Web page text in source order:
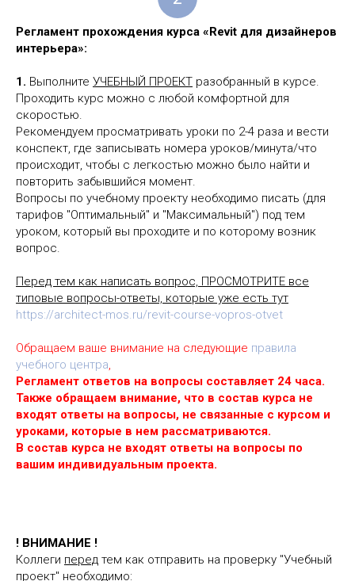
Регламент прохождения курса «Revit для дизайнеров
интерьера»:
1. Выполните УЧЕБНЫЙ ПРОЕКТ разобранный в курсе.
Проходить курс можно с любой комфортной для
скоростью.
Рекомендуем просматривать уроки по 2-4 раза и вести
конспект, где записывать номера уроков/минута/что
происходит, чтобы с легкостью можно было найти и
повторить забывшийся момент.
Вопросы по учебному проекту необходимо писать (для
тарифов "Оптимальный" и "Максимальный") под тем
уроком, который вы проходите и по которому возник
вопрос.
Перед тем как написать вопрос, ПРОСМОТРИТЕ все
типовые вопросы-ответы, которые уже есть тут
https://architect-mos.ru/revit-course-vopros-otvet
Обращаем ваше внимание на следующие правила
учебного центра,
Регламент ответов на вопросы составляет 24 часа.
Также обращаем внимание, что в состав курса не
входят ответы на вопросы, не связанные с курсом и
уроками, которые в нем рассматриваются.
В состав курса не входят ответы на вопросы по
вашим индивидуальным проекта.
! ВНИМАНИЕ !
Коллеги перед тем как отправить на проверку "Учебный
проект" необходимо: